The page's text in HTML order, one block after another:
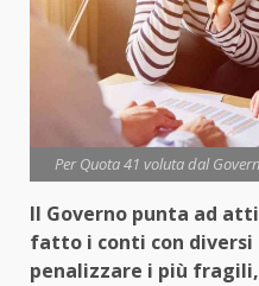
Per Quota 41 voluta dal
Il Governo punta ad
fatto i conti con diversi
penalizzare i più